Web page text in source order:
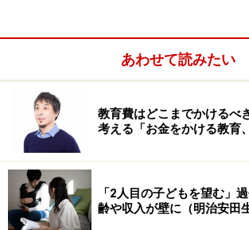
特待生制度の内容例
●入学金のみ免除
あわせて読みたい
教育費はどこまでかけるべ
考える「お金をかける教育
「2人目の子どもを望む」
齢や収入が壁に（明治安田